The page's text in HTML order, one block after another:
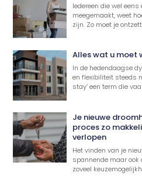
Iedereen die wel
meegemaakt, weet
zijn. Zo moet je
Alles wat u moet
In de hedendaagse
en flexibiliteit steeds
stay’ een term die
Je nieuwe
proces zo
verlopen
Het vinden van je
spannende maar ook
zoveel